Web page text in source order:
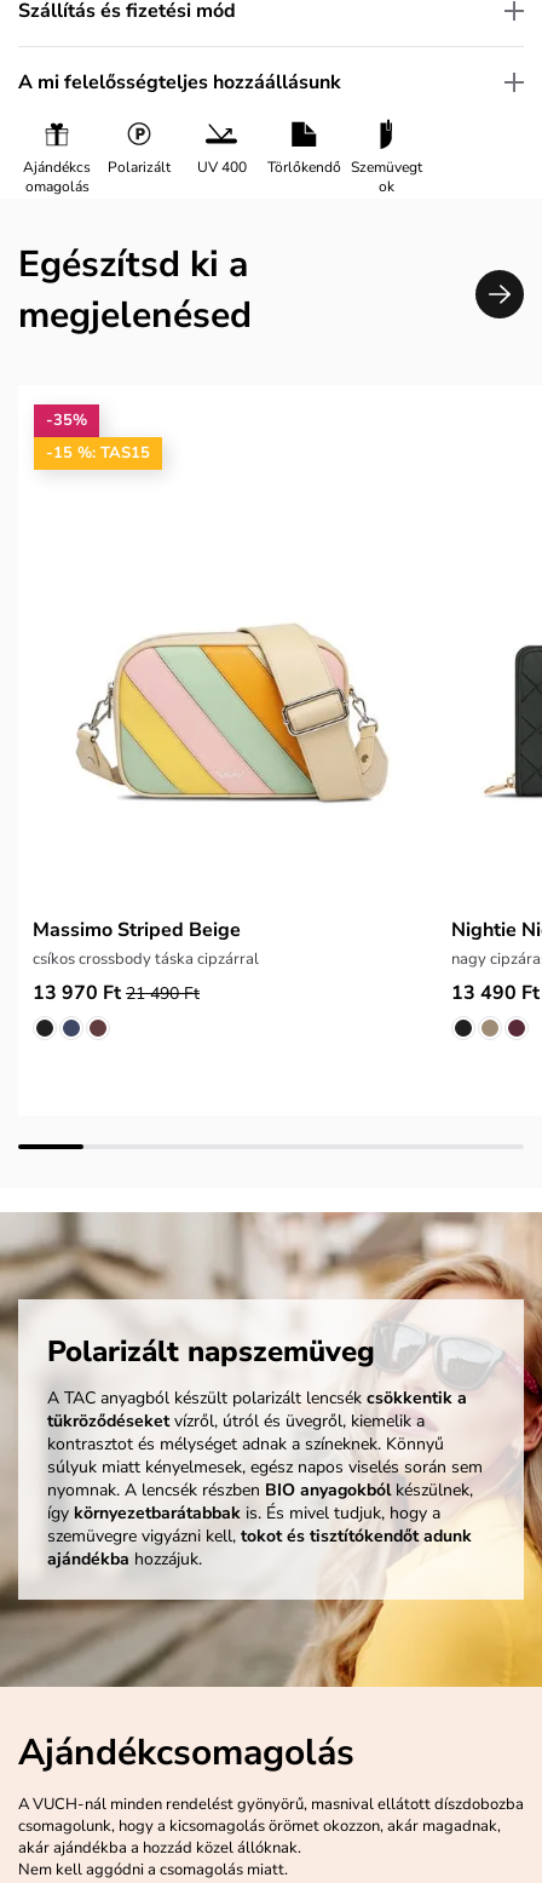
Szállítás és fizetési mód
A mi felelősségteljes hozzáállásunk
Ajándékcs
omagolás
Polarizált UV 400 Törlőkendő Szemüvegt
ok
Egészítsd ki a
megjelenésed
-35%
-15 %: TAS15
Massimo Striped Beige
csíkos crossbody táska cipzárral
13 970 Ft 21 490 Ft
Nightie
nagy
13 490 Ft
Polarizált napszemüveg
A TAC anyagból készült polarizált lencsék csökkentik a
tükröződéseketvízről, útról és üvegről, kiemelik a
kontrasztot és mélységet adnak a színeknek. Könnyű
súlyuk miatt kényelmesek, egész napos viselés során sem
nyomnak. A lencsék részben BIO anyagokbólkészülnek,
így környezetbarátabbakis. És mivel tudjuk, hogy a
szemüvegre vigyázni kell, tokot és tisztítókendőt adunk
ajándékba hozzájuk.
Ajándékcsomagolás
A VUCH-nál minden rendelést gyönyörű, masnival ellátott díszdobozba
csomagolunk, hogy a kicsomagolás örömet okozzon, akár magadnak,
akár ajándékba a hozzád közel állóknak.
Nem kell aggódni a csomagolás miatt.